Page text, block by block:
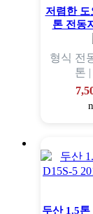
저렴한 도
톤 전동
형식 전
톤 |
두산 1.5